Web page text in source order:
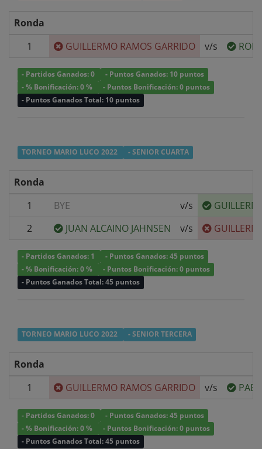
Ronda
1
GUILLERMO RAMOS GARRIDO v/s
- Partidos Ganados: 0
- Puntos Ganados: 10 puntos
- % Bonificación: 0 %
- Puntos Bonificación: 0 puntos
- Puntos Ganados Total: 10 puntos
TORNEO MARIO LUCO 2022 - SENIOR CUARTA
Ronda
1
BYE v/s
2
JUAN ALCAINO JAHNSEN v/s
- Partidos Ganados: 1
- Puntos Ganados: 45 puntos
- % Bonificación: 0 %
- Puntos Bonificación: 0 puntos
- Puntos Ganados Total: 45 puntos
TORNEO MARIO LUCO 2022 - SENIOR TERCERA
Ronda
1
GUILLERMO RAMOS GARRIDO v/s
- Partidos Ganados: 0
- Puntos Ganados: 45 puntos
- % Bonificación: 0 %
- Puntos Bonificación: 0 puntos
- Puntos Ganados Total: 45 puntos